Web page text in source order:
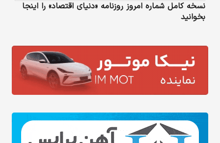
نسخه کامل شماره امروز روزنامه «دنیای‌ اقتصاد» را اینجا
بخوانید